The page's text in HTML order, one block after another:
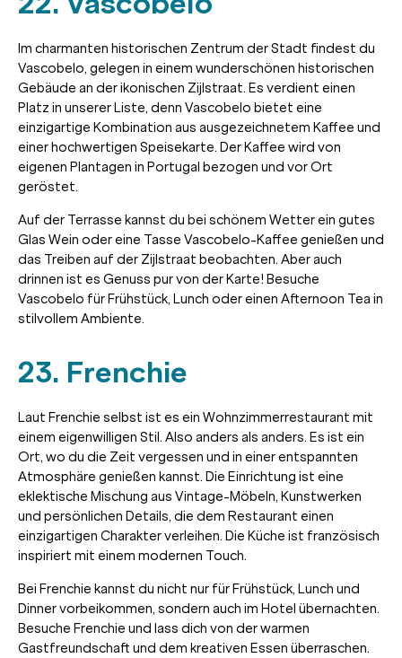
Im charmanten historischen Zentrum der Stadt findest du
Vascobelo, gelegen in einem wunderschönen historischen
Gebäude an der ikonischen Zijlstraat. Es verdient einen
Platz in unserer Liste, denn Vascobelo bietet eine
einzigartige Kombination aus ausgezeichnetem Kaffee und
einer hochwertigen Speisekarte. Der Kaffee wird von
eigenen Plantagen in Portugal bezogen und vor Ort
geröstet.
Auf der Terrasse kannst du bei schönem Wetter ein gutes
Glas Wein oder eine Tasse Vascobelo-Kaffee genießen und
das Treiben auf der Zijlstraat beobachten. Aber auch
drinnen ist es Genuss pur von der Karte! Besuche
Vascobelo für Frühstück, Lunch oder einen Afternoon Tea in
stilvollem Ambiente.
23. Frenchie
Laut Frenchie selbst ist es ein Wohnzimmerrestaurant mit
einem eigenwilligen Stil. Also anders als anders. Es ist ein
Ort, wo du die Zeit vergessen und in einer entspannten
Atmosphäre genießen kannst. Die Einrichtung ist eine
eklektische Mischung aus Vintage-Möbeln, Kunstwerken
und persönlichen Details, die dem Restaurant einen
einzigartigen Charakter verleihen. Die Küche ist französisch
inspiriert mit einem modernen Touch.
Bei Frenchie kannst du nicht nur für Frühstück, Lunch und
Dinner vorbeikommen, sondern auch im Hotel übernachten.
Besuche Frenchie und lass dich von der warmen
Gastfreundschaft und dem kreativen Essen überraschen.